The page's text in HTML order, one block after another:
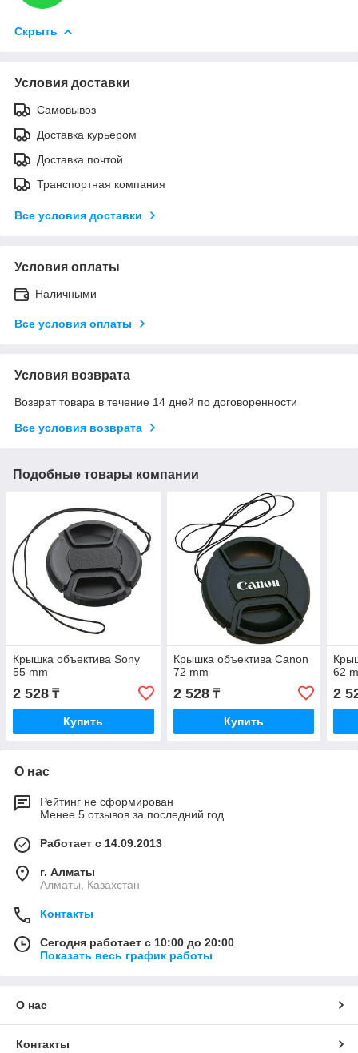
Скрыть
Условия доставки
Самовывоз
Доставка курьером
Доставка почтой
Транспортная компания
Все условия доставки
Условия оплаты
Наличными
Все условия оплаты
Условия возврата
Возврат товара в течение 14 дней по договоренности
Все условия возврата
Подобные товары компании
Крышка объектива Sony
55 mm
2 528 ₸
Купить
Крышка объектива Canon
72 mm
2 528₸
Купить
62
2
О нас
Рейтинг не сформирован
Менее 5 отзывов за последний год
Работает с 14.09.2013
г. Алматы
Алматы, Казахстан
Контакты
Сегодня работает с 10:00 до 20:00
Показать весь график работы
О нас
Контакты